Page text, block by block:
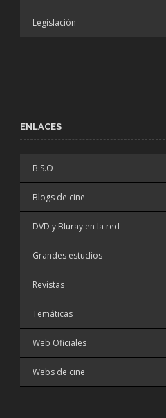
Legislación
ENLACES
B.S.O
Blogs de cine
DVD y Bluray en la red
Grandes estudios
Revistas
Temáticas
Web Oficiales
Webs de cine